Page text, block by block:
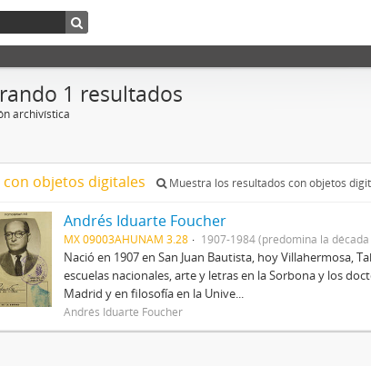
1 resultados
archivística
objetos digitales Muestra los resultados con objetos
Andrés Iduarte Foucher
MX 09003AHUNAM 3.28 1907-1984 (predomina la
Nació en 1907 en San Juan Bautista, hoy Villahermosa,
escuelas nacionales, arte y letras en la Sorbona y los
Madrid y en filosofía en la Unive...
Andrés Iduarte Foucher